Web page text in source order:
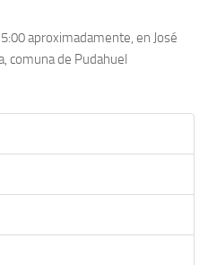
aproximadamente, en José
comuna de Pudahuel